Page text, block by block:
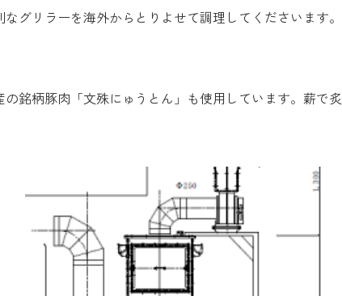
グリラーを海外からとりよせて調理してくださいます
銘柄豚肉「文殊にゅうとん」も使用しています。薪で